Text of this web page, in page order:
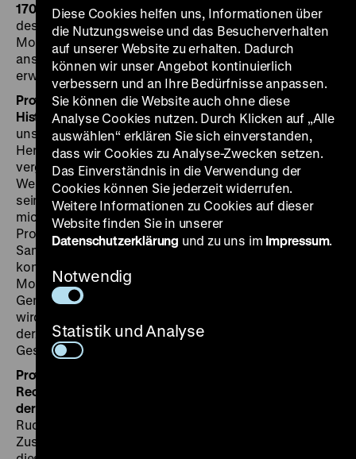
1706“
aus dem Jahr 1884 an die Erbengemeinschaft
des jüdischen Verlegers und Philanthropen Rudolf
Mosse restituiert. Diese ermöglichte es dem Museum
anschließend, das Werk für seine Sammlung zu
erwerben.
Prof. Dr. Raphael Gross, Präsident der Stiftung Deutsches
Historisches Museum:„Dank intensiver Recherchen
unserer Provenienzforscherinnen konnte das DHM die
Herkunftsgeschichte des Gemäldes in den
vergangenen Jahren im Detail nachvollziehen und das
Werk nun im Sinne der Washingtoner Prinzipien an
seine rechtmäßigen Eigentümer zurückgeben. Es freut
mich besonders, dass das DHM mit seiner
Provenienzforschung der Rekonstruktion der
Sammlung Mosse einen weiteren Baustein hinzufügen
konnte. Das DHM ist den Nachkommen von Rudolf
Mosse zu großem Dank verpflichtet, dass es das
Gemälde für seine Sammlung erwerben konnte. Es
wird in der neuen Ständigen Ausstellung, die wir
derzeit erarbeiten, einen wichtigen Beitrag zur
Geschichte des Zeughauses leisten.”
Prof. Dr. Jan Hegemann, Raue Partnerschaft von
Rechtsanwälten und Rechtsanwältinnen mbB, im Namen
der Erbengemeinschaft Rudolf Mosses:
Rudolf Mosse bedanken sich für die konstruktive
Zusammenarbeit mit dem DHM bei der Abwicklung
Diese Cookies helfen uns, Informationen über
die Nutzungsweise und das Besucherverhalten
auf unserer Website zu erhalten. Dadurch
können wir unser Angebot kontinuierlich
verbessern und an Ihre Bedürfnisse anpassen.
Sie können die Website auch ohne diese
Analyse Cookies nutzen. Durch Klicken auf „Alle
auswählen“ erklären Sie sich einverstanden,
dass wir Cookies zu Analyse-Zwecken setzen.
Das Einverständnis in die Verwendung der
Cookies können Sie jederzeit widerrufen.
Weitere Informationen zu Cookies auf dieser
Website finden Sie in unserer
Datenschutzerklärung und zu uns im Impressum.
Notwendig
Statistik und Analyse